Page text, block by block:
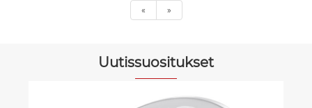
« »
Uutissuositukset